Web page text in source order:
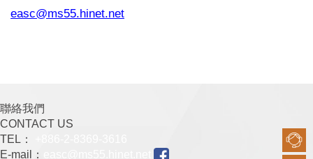
easc@ms55.hinet.net
聯絡我們
CONTACT US
TEL：
E-mail：